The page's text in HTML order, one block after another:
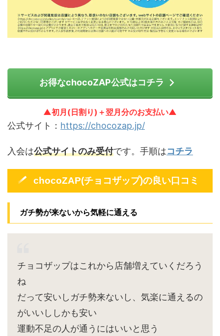
お得なchocoZAP公式はコチラ
▲初月(日割り)＋翌月分のお支払い▲
公式サイト： https://chocozap.jp/
入会は公式サイトのみ受付です。手順はコチラ
chocoZAP(チョコザップ)の良い口コミ
ガチ勢が来ないから気軽に通える
チョコザップはこれから店舗増えていくだろう
ね
だって安いしガチ勢来ないし、気楽に通えるの
がいいししかも安い
運動不足の人が通うにはいいと思う